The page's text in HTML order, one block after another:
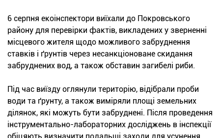
6 серпня екоінспектори виїхали до Покровського
району для перевірки фактів, викладених у зверненні
місцевого жителя щодо можливого забруднення
ставків і ґрунтів через несанкціоноване скидання
забруднених вод, а також обставин загибелі риби.
Під час виїзду оглянули територію, відібрали проби
води та ґрунту, а також виміряли площі земельних
ділянок, які можуть бути забруднені. Після проведення
інструментально-лабораторних досліджень в інспекції